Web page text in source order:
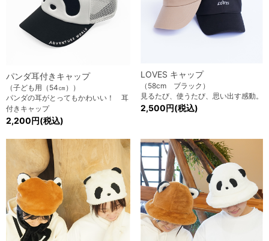
パンダ耳付きキャップ
（子ども用（54㎝））
パンダの耳がとってもかわいい！ 耳
付きキャップ
2,200円(税込)
LOVES キャップ
（58cm ブラック）
見るたび、使うたび、思い出す感動。
2,500円(税込)